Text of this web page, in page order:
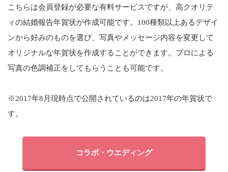
こちらは会員登録が必要な有料サービスですが、高クオリテ
ィの結婚報告年賀状が作成可能です。100種類以上あるデザイ
ンから好みのものを選び、写真やメッセージ内容を変更して
オリジナルな年賀状を作成することができます。プロによる
写真の色調補正をしてもらうことも可能です。
※2017年8月現時点で公開されているのは2017年の年賀状で
す。
コラボ・ウエディング